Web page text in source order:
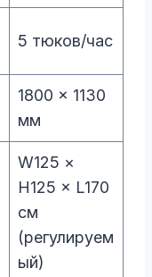
5 тюков/час
1800 × 1130
мм
W125 ×
H125 × L170
см
(регулируем
ый)